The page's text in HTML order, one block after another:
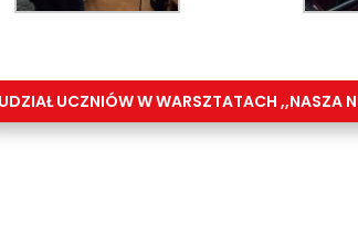
UCZNIÓW W WARSZTATACH ,,NASZA